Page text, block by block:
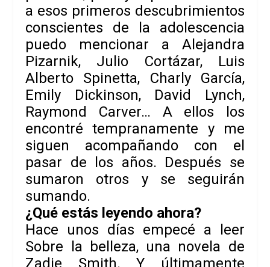
a esos primeros descubrimientos
conscientes de la adolescencia
puedo mencionar a Alejandra
Pizarnik, Julio Cortázar, Luis
Alberto Spinetta, Charly García,
Emily Dickinson, David Lynch,
Raymond Carver… A ellos los
encontré tempranamente y me
siguen acompañando con el
pasar de los años. Después se
sumaron otros y se seguirán
sumando.
¿Qué estás leyendo ahora?
Hace unos días empecé a leer
Sobre la belleza, una novela de
Zadie Smith. Y últimamente